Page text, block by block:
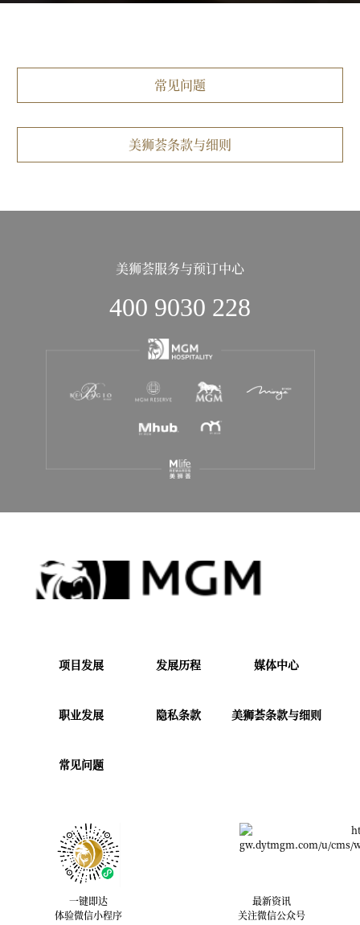
常见问题
美狮荟条款与细则
美狮荟服务与预订中心
400 9030 228
项目发展 发展历程 媒体中心
职业发展 隐私条款 美狮荟条款与细则
常见问题
一键即达
体验微信小程序
最新资讯
关注微信公众号